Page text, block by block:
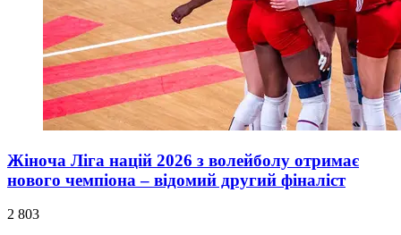
Жіноча Ліга націй 2026 з волейболу отримає
нового чемпіона – відомий другий фіналіст
2 803